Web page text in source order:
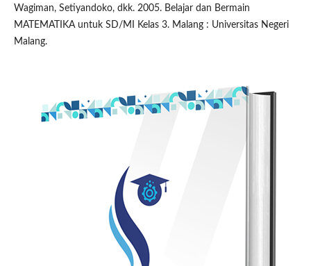
Wagiman, Setiyandoko, dkk. 2005. Belajar dan Bermain
MATEMATIKA untuk SD/MI Kelas 3. Malang : Universitas Negeri
Malang.